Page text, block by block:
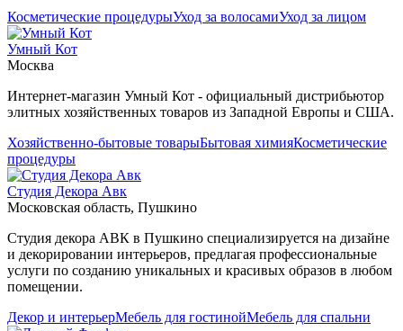
Косметические процедурыУход за волосамиУход за лицом
Умный Кот
Москва
Интернет-магазин Умный Кот - официальный дистрибьютор
элитных хозяйственных товаров из Западной Европы и США.
Хозяйственно-бытовые товарыБытовая химияКосметические
процедуры
Студия Декора Авк
Московская область, Пушкино
Студия декора АВК в Пушкино специализируется на дизайне
и декорировании интерьеров, предлагая профессиональные
услуги по созданию уникальных и красивых образов в любом
помещении.
Декор и интерьерМебель для гостинойМебель для спальни